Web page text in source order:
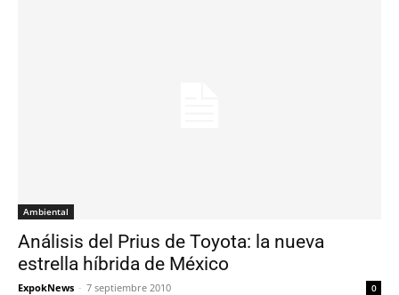
Ambiental
Análisis del Prius de Toyota: la nueva
estrella híbrida de México
ExpokNews - 7 septiembre 2010 0